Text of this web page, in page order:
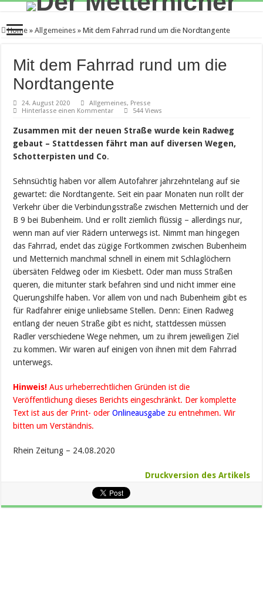
Home » Allgemeines » Mit dem Fahrrad rund um die Nordtangente
Mit dem Fahrrad rund um die
Nordtangente
24. August 2020 Allgemeines, Presse
Hinterlasse einen Kommentar
544 Views
Zusammen mit der neuen Straße wurde kein Radweg
gebaut – Stattdessen fährt man auf diversen Wegen,
Schotterpisten und Co.
Sehnsüchtig haben vor allem Autofahrer jahrzehntelang auf sie
gewartet: die Nordtangente. Seit ein paar Monaten nun rollt der
Verkehr über die Verbindungsstraße zwischen Metternich und der
B 9 bei Bubenheim. Und er rollt ziemlich flüssig – allerdings nur,
wenn man auf vier Rädern unterwegs ist. Nimmt man hingegen
das Fahrrad, endet das zügige Fortkommen zwischen Bubenheim
und Metternich manchmal schnell in einem mit Schlaglöchern
übersäten Feldweg oder im Kiesbett. Oder man muss Straßen
queren, die mitunter stark befahren sind und nicht immer eine
Querungshilfe haben. Vor allem von und nach Bubenheim gibt es
für Radfahrer einige unliebsame Stellen. Denn: Einen Radweg
entlang der neuen Straße gibt es nicht, stattdessen müssen
Radler verschiedene Wege nehmen, um zu ihrem jeweiligen Ziel
zu kommen. Wir waren auf einigen von ihnen mit dem Fahrrad
unterwegs.
Hinweis! Aus urheberrechtlichen Gründen ist die
Veröffentlichung dieses Berichts eingeschränkt. Der komplette
Text ist aus der Print- oder Onlineausgabe zu entnehmen. Wir
bitten um Verständnis.
Rhein Zeitung – 24.08.2020
Druckversion des Artikels